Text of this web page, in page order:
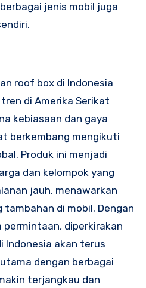
jenis mobil juga
roof box di Indonesia
di Amerika Serikat
kebiasaan dan gaya
berkembang mengikuti
Produk ini menjadi
dan kelompok yang
jauh, menawarkan
tambahan di mobil. Dengan
diperkirakan
Indonesia akan terus
dengan berbagai
terjangkau dan